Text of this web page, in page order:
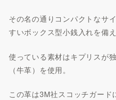
その名の通りコンパクトなサ
すいボックス型小銭入れを備え
使っている素材はキプリスが
（牛革）を使用。
この革は3M社スコッチガー